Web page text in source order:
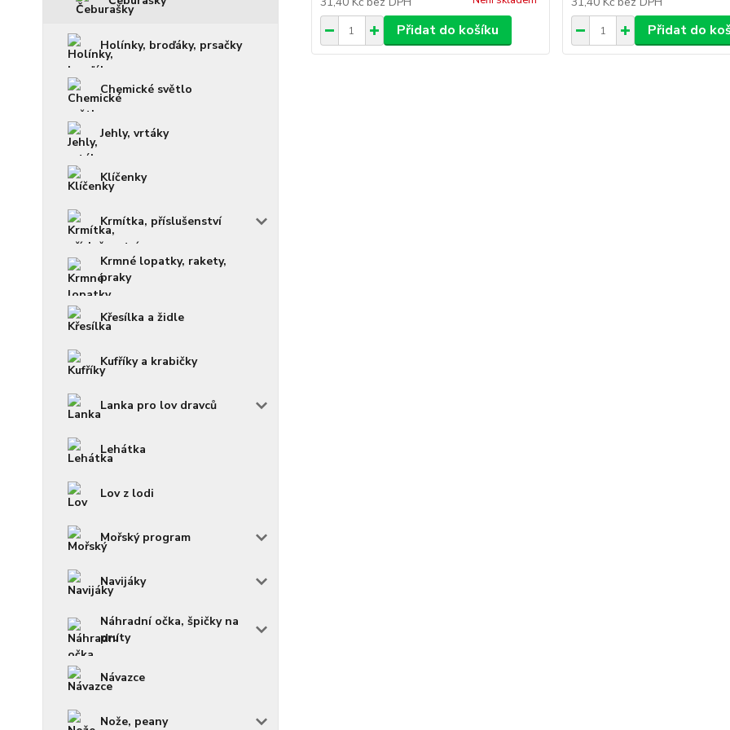
Holínky, broďáky, prsačky
Chemické světlo
Jehly, vrtáky
Klíčenky
Krmítka, příslušenství
Krmné lopatky, rakety,
praky
Křesílka a židle
Kufříky a krabičky
Lanka pro lov dravců
Lehátka
Lov z lodi
Mořský program
Navijáky
Náhradní očka, špičky na
pruty
Návazce
Nože, peany
Přidat do košíku Přidat do